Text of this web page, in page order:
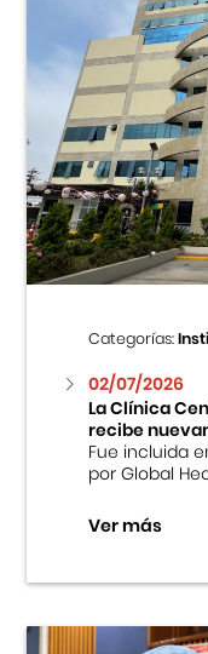
Categorías:
02/07/2026
La Clínica
recibe
Fue incluida
por Global
Ver más